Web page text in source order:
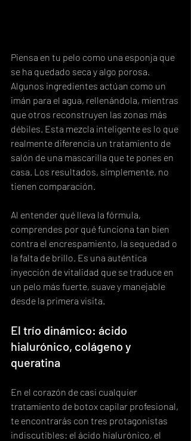
Piensa en tu pelo como una esponja que
se ha quedado seca y algo porosa.
Algunos ingredientes actúan como un
imán para el agua, rellenándola, mientras
que otros reconstruyen las zonas más
débiles. Esta mezcla inteligente es lo que
realmente diferencia un tratamiento de
salón de una mascarilla que te pones en
casa. Los resultados, simplemente, no
tienen comparación.
Al entender qué lleva la fórmula,
comprendes por qué funciona tan bien
contra el encrespamiento, la sequedad o
la falta de brillo. Es una auténtica
inyección de vitalidad que se traduce en
un pelo más fuerte, suave y manejable
desde la primera visita.
El trío dinámico: ácido
hialurónico, colágeno y
queratina
En el corazón de casi cualquier
tratamiento de botox capilar profesional,
te encontrarás con tres protagonistas
indiscutibles: el ácido hialurónico, el